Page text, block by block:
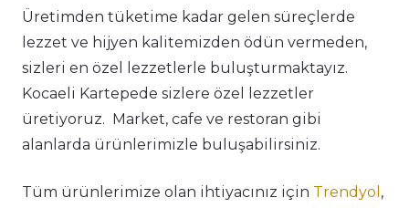
Üretimden tüketime kadar gelen süreçlerde
lezzet ve hijyen kalitemizden ödün vermeden,
sizleri en özel lezzetlerle buluşturmaktayız.
Kocaeli Kartepede sizlere özel lezzetler
üretiyoruz. Market, cafe ve restoran gibi
alanlarda ürünlerimizle buluşabilirsiniz.
Tüm ürünlerimize olan ihtiyacınız için Trendyol ,